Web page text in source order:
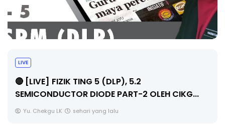
LIVE
🔴 [LIVE] FIZIK TING 5 (DLP), 5.2
SEMICONDUCTOR DIODE PART-2 OLEH CIKG...
Yu. Chekgu LK sehari yang lalu